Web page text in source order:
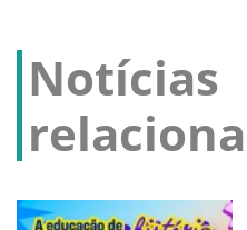
Notícias